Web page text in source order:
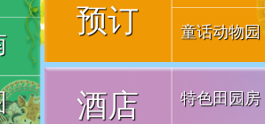
预订
童话动物园
酒店
特色田园房